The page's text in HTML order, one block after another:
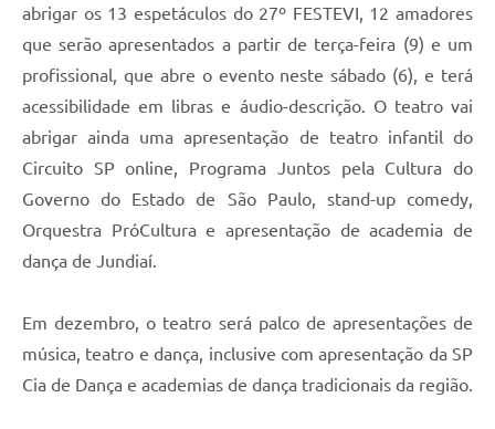
abrigar os 13 espetáculos do 27º FESTEVI, 12 amadores
que serão apresentados a partir de terça-feira (9) e um
profissional, que abre o evento neste sábado (6), e terá
acessibilidade em libras e áudio-descrição. O teatro vai
abrigar ainda uma apresentação de teatro infantil do
Circuito SP online, Programa Juntos pela Cultura do
Governo do Estado de São Paulo, stand-up comedy,
Orquestra PróCultura e apresentação de academia de
dança de Jundiaí.
Em dezembro, o teatro será palco de apresentações de
música, teatro e dança, inclusive com apresentação da SP
Cia de Dança e academias de dança tradicionais da região.